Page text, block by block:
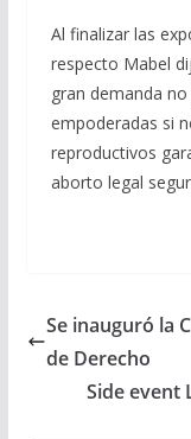
Al finalizar las
respecto Mabel
gran demanda
empoderadas si
reproductivos
aborto legal
Se inauguró la
de Derecho
Side event